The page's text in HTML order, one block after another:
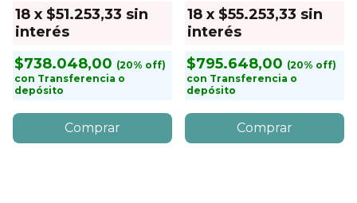
18 x $51.253,33 sin
interés
$738.048,00
con Transferencia o
depósito
18 x $55.253,33 sin
interés
$795.648,00
con Transferencia o
depósito